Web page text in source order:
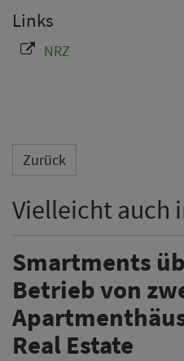
Links
NRZ
Zurück
Vielleicht auch
Smartments
Betrieb von
Real Estate